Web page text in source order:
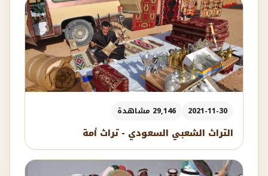
2021-11-30 29,146 مشاهدة
التراث الشعبي السعودي - تراث أمة